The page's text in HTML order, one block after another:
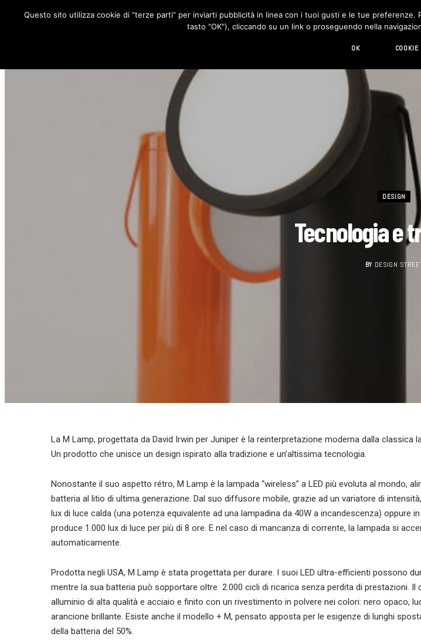
RUBRICHE DESIGN LIVING HI-
DESIGN
Tecnologia e
BY DESIGN
La M Lamp, progettata da David Irwin per Juniper è la reinterpretazione moderna dalla classica
Un prodotto che unisce un design ispirato alla tradizione e un’altissima tecnologia.
Nonostante il suo aspetto rétro, M Lamp è la lampada “wireless” a LED più evoluta al mondo,
batteria al litio di ultima generazione. Dal suo diffusore mobile, grazie ad un variatore di
lux di luce calda (una potenza equivalente ad una lampadina da 40W a incandescenza) oppure
produce 1.000 lux di luce per più di 8 ore. E nel caso di mancanza di corrente, la lampada si
automaticamente.
Prodotta negli USA, M Lamp è stata progettata per durare. I suoi LED ultra-efficienti possono
mentre la sua batteria può sopportare oltre 2.000 cicli di ricarica senza perdita di prestazioni. Il
alluminio di alta qualità e acciaio e finito con un rivestimento in polvere nei colori: nero opaco,
arancione brillante. Esiste anche il modello + M, pensato apposta per le esigenze di lunghi
della batteria del 50%.
Questo sito utilizza cookie di “terze parti” per inviarti pubblicità in linea con i tuoi gusti e le tue
tasto "OK"), cliccando su un link o proseguendo nella
OK COOKIE